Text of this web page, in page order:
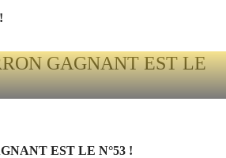
EST LE N°53 !